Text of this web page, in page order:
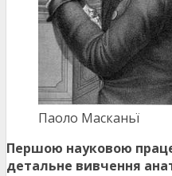
Паоло Масканьї
Першою науковою
детальне вивчення